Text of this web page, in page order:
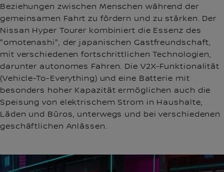
Beziehungen zwischen Menschen während der
gemeinsamen Fahrt zu fördern und zu stärken. Der
Nissan Hyper Tourer kombiniert die Essenz des
"omotenashi", der japanischen Gastfreundschaft,
mit verschiedenen fortschrittlichen Technologien,
darunter autonomes Fahren. Die V2X-Funktionalität
(Vehicle-To-Everything) und eine Batterie mit
besonders hoher Kapazität ermöglichen auch die
Speisung von elektrischem Strom in Haushalte,
Läden und Büros, unterwegs und bei verschiedenen
geschäftlichen Anlässen.